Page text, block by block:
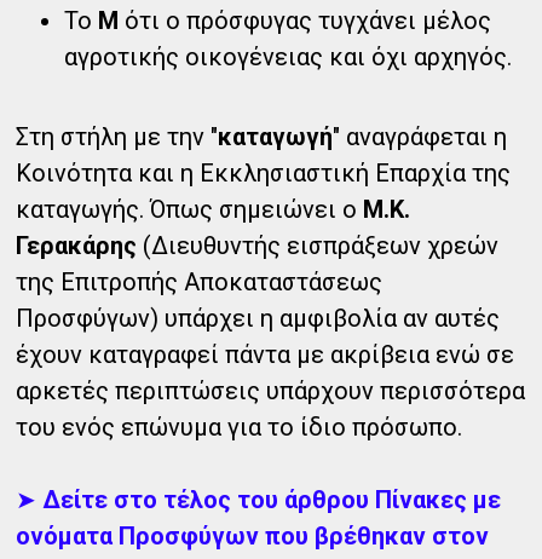
Το Μ ότι ο πρόσφυγας τυγχάνει μέλος
αγροτικής οικογένειας και όχι αρχηγός.
Στη στήλη με την "καταγωγή" αναγράφεται η
Κοινότητα και η Εκκλησιαστική Επαρχία της
καταγωγής. Όπως σημειώνει ο Μ.Κ.
Γερακάρης (Διευθυντής εισπράξεων χρεών
της Επιτροπής Αποκαταστάσεως
Προσφύγων) υπάρχει η αμφιβολία αν αυτές
έχουν καταγραφεί πάντα με ακρίβεια ενώ σε
αρκετές περιπτώσεις υπάρχουν περισσότερα
του ενός επώνυμα για το ίδιο πρόσωπο.
➤ Δείτε στο τέλος του άρθρου Πίνακες με
ονόματα Προσφύγων που βρέθηκαν στον